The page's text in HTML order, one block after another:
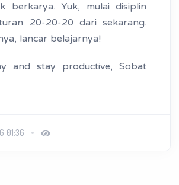
berkarya. Yuk, mulai disiplin
20-20-20 dari sekarang.
lancar belajarnya!
and stay productive, Sobat
01:36